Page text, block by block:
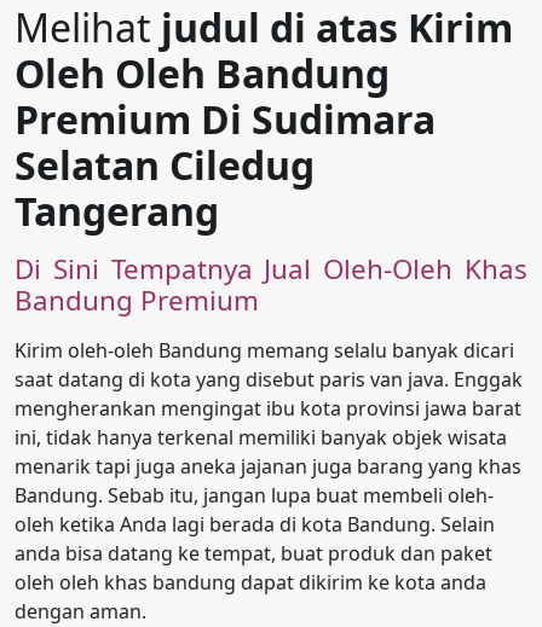
Melihat judul di atas Kirim
Oleh Oleh Bandung
Premium Di Sudimara
Selatan Ciledug
Tangerang
Di Sini Tempatnya Jual Oleh-Oleh Khas
Bandung Premium
Kirim oleh-oleh Bandung memang selalu banyak dicari
saat datang di kota yang disebut paris van java. Enggak
mengherankan mengingat ibu kota provinsi jawa barat
ini, tidak hanya terkenal memiliki banyak objek wisata
menarik tapi juga aneka jajanan juga barang yang khas
Bandung. Sebab itu, jangan lupa buat membeli oleh-
oleh ketika Anda lagi berada di kota Bandung. Selain
anda bisa datang ke tempat, buat produk dan paket
oleh oleh khas bandung dapat dikirim ke kota anda
dengan aman.